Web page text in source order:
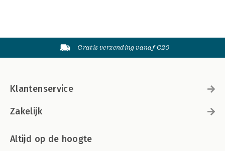
Gratis verzending vanaf €20
Klantenservice
Zakelijk
Altijd op de hoogte